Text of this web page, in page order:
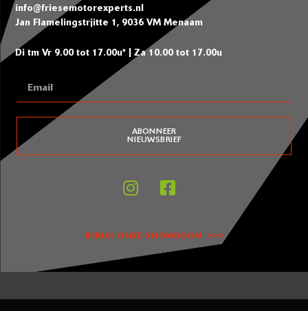
info@friesemotorexperts.nl
Jan Flamelingstrjitte 1, 9036 VM Menaam
Di tm Vr 9.00 tot 17.00u* | Za 10.00 tot 17.00u
ABONNEER
NIEUWSBRIEF
BEKIJK ONZE SHOWROOM >>>